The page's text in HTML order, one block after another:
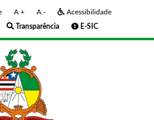
A + A -
Acessibilidade
Transparência E-SIC